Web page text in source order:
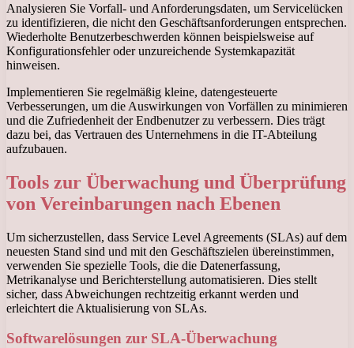
Analysieren Sie Vorfall- und Anforderungsdaten, um Servicelücken
zu identifizieren, die nicht den Geschäftsanforderungen entsprechen.
Wiederholte Benutzerbeschwerden können beispielsweise auf
Konfigurationsfehler oder unzureichende Systemkapazität
hinweisen.
Implementieren Sie regelmäßig kleine, datengesteuerte
Verbesserungen, um die Auswirkungen von Vorfällen zu minimieren
und die Zufriedenheit der Endbenutzer zu verbessern. Dies trägt
dazu bei, das Vertrauen des Unternehmens in die IT-Abteilung
aufzubauen.
Tools zur Überwachung und Überprüfung
von Vereinbarungen nach Ebenen
Um sicherzustellen, dass Service Level Agreements (SLAs) auf dem
neuesten Stand sind und mit den Geschäftszielen übereinstimmen,
verwenden Sie spezielle Tools, die die Datenerfassung,
Metrikanalyse und Berichterstellung automatisieren. Dies stellt
sicher, dass Abweichungen rechtzeitig erkannt werden und
erleichtert die Aktualisierung von SLAs.
Softwarelösungen zur SLA-Überwachung